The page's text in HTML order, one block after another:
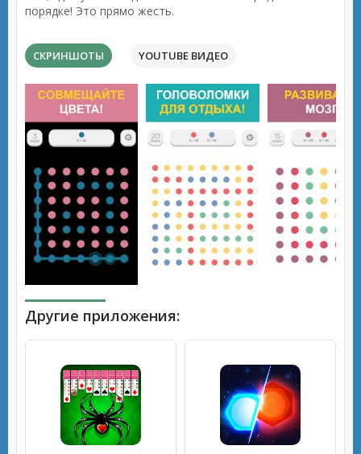
порядке! Это прямо жесть.
СКРИНШОТЫ YOUTUBE ВИДЕО
Другие приложения: